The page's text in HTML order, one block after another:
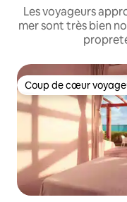
Les voyageurs
mer sont très bien
Coup de cœur
Coup de cœur